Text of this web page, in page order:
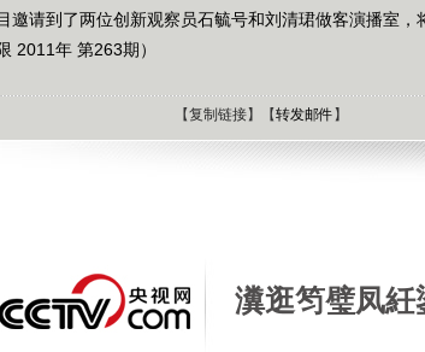
邀请到了两位创新观察员石毓号和刘清珺做客演播室，
2011年 第263期）
【复制链接】【转发邮件 】
瀵逛笉璧凤